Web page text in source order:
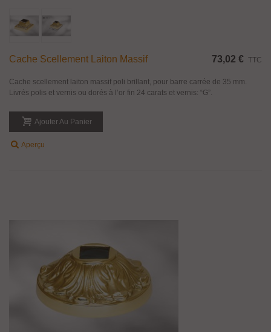
Cache Scellement Laiton Massif 73,02 € TTC
Cache scellement laiton massif poli brillant, pour barre carrée de 35 mm.
Livrés polis et vernis ou dorés à l’or fin 24 carats et vernis: “G”.
Ajouter Au Panier
Aperçu